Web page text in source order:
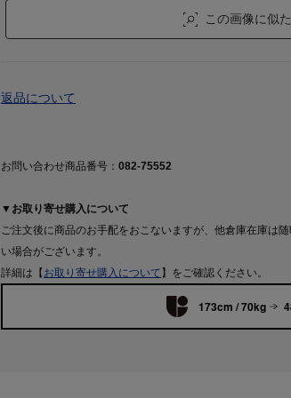
この画像に似
返品について
お問い合わせ商品番号： 082-75552
▼お取り寄せ購入について
ご注文後に商品のお手配をおこないますが、他倉庫在庫は
い場合がございます。
詳細は【 お取り寄せ購入について 】をご確認ください。
173cm / 70kg